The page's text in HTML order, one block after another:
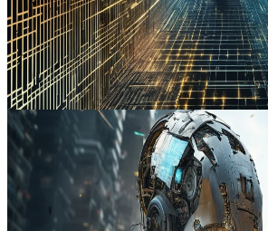
Bluesky
#privacidade
#inteligência artificial
#automação
# emprego
Ler artigo completo
2026-03-02
min de leitura
Tiago Mendes Ramos
Acordo da OpenAI com Defesa dos
debate ético sobre IA